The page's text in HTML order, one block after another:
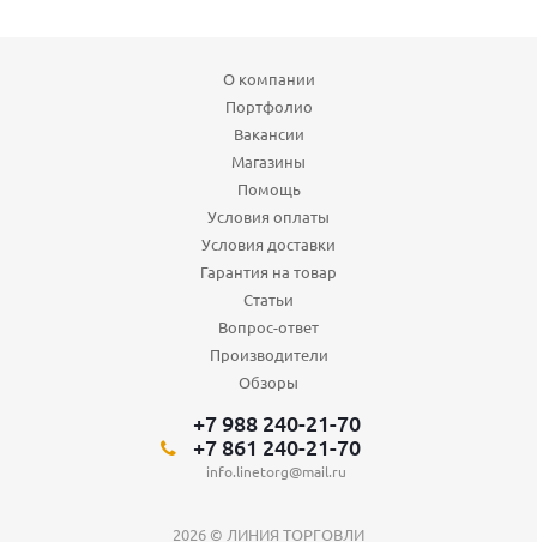
О компании
Портфолио
Вакансии
Магазины
Помощь
Условия оплаты
Условия доставки
Гарантия на товар
Статьи
Вопрос-ответ
Производители
Обзоры
+7 988 240-21-70
+7 861 240-21-70
info.linetorg@mail.ru
2026 © ЛИНИЯ ТОРГОВЛИ